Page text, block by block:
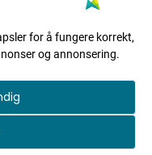
og tilbud!
for å fungere korrekt,
og annonsering.